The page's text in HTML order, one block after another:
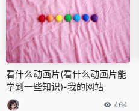
看什么动画片(看什么动画片能
学到一些知识)-我的网站
464